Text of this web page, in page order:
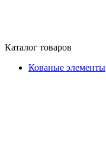
Каталог товаров
Кованые элементы